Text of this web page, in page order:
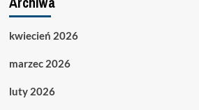
kwiecień 2026
marzec 2026
luty 2026